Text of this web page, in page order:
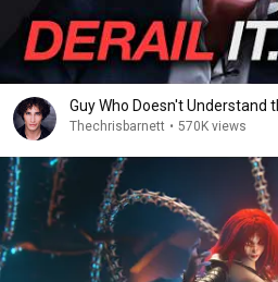
Guy Who Doesn't Understand
Thechrisbarnett • 570K views